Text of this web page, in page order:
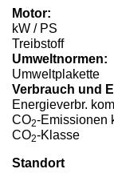
Motor:
kW / PS
Treibstoff
Umweltnormen:
Umweltplakette
Verbrauch und
Energieverbr.
CO2-Emissionen
CO2-Klasse
Standort